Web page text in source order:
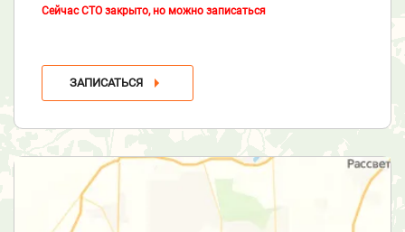
Сейчас СТО закрыто, но можно записаться
ЗАПИСАТЬСЯ